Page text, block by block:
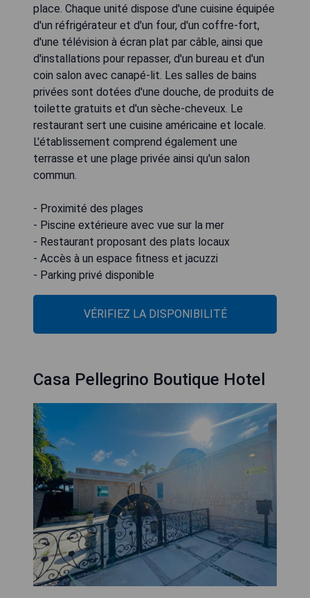
place. Chaque unité dispose d'une cuisine équipée
d'un réfrigérateur et d'un four, d'un coffre-fort,
d'une télévision à écran plat par câble, ainsi que
d'installations pour repasser, d'un bureau et d'un
coin salon avec canapé-lit. Les salles de bains
privées sont dotées d'une douche, de produits de
toilette gratuits et d'un sèche-cheveux. Le
restaurant sert une cuisine américaine et locale.
L'établissement comprend également une
terrasse et une plage privée ainsi qu'un salon
commun.
- Proximité des plages
- Piscine extérieure avec vue sur la mer
- Restaurant proposant des plats locaux
- Accès à un espace fitness et jacuzzi
- Parking privé disponible
VÉRIFIEZ LA DISPONIBILITÉ
Casa Pellegrino Boutique Hotel